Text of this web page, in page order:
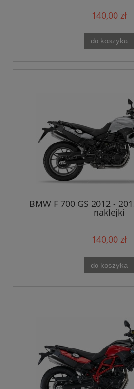
140,00 zł
do koszyka
BMW F 700 GS 2012 -
naklejki
140,00 zł
do koszyka